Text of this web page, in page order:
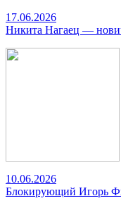
17.06.2026
Никита Нагаец —
10.06.2026
Блокирующий Игорь